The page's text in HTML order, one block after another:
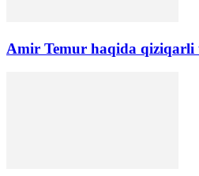
Amir Temur haqida